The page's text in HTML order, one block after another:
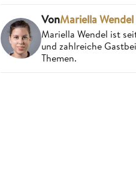
VonMariella Wendel
Mariella Wendel ist
und zahlreiche
Themen.